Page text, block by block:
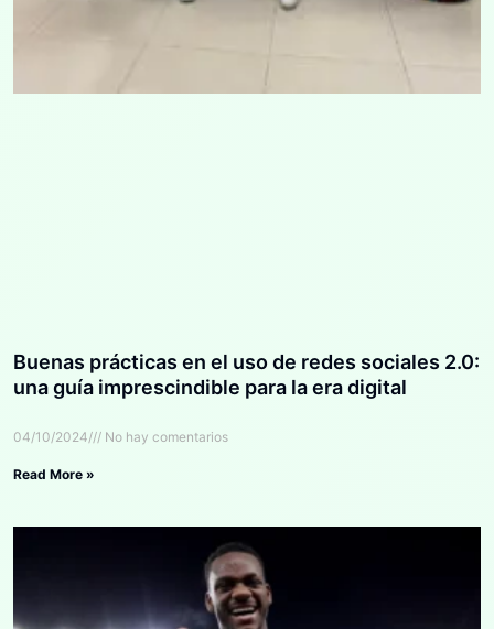
Buenas prácticas en el uso de redes sociales 2.0:
una guía imprescindible para la era digital
04/10/2024 No hay comentarios
Read More »